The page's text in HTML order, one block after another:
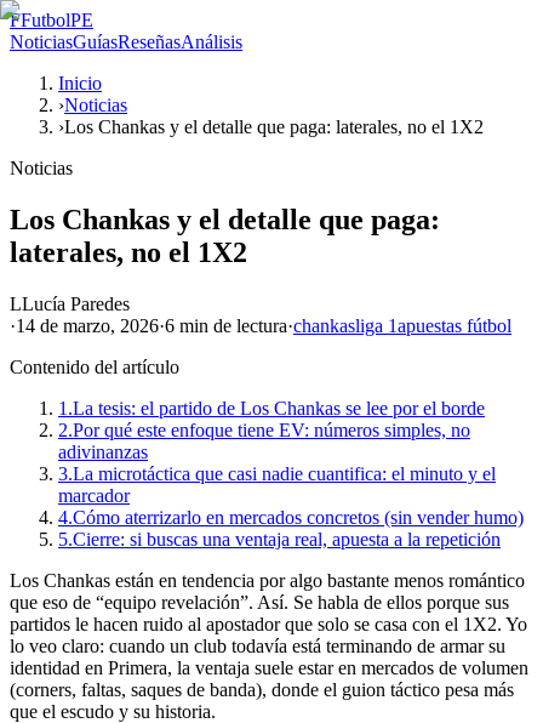
FFutbolPE
NoticiasGuíasReseñasAnálisis
Inicio
›Noticias
›Los Chankas y el detalle que paga: laterales, no el 1X2
Noticias
Los Chankas y el detalle que paga:
laterales, no el 1X2
LLucía Paredes
·14 de marzo, 2026·6 min de lectura·chankasliga 1apuestas fútbol
Contenido del artículo
1.La tesis: el partido de Los Chankas se lee por el borde
2.Por qué este enfoque tiene EV: números simples, no
adivinanzas
3.La microtáctica que casi nadie cuantifica: el minuto y el
marcador
4.Cómo aterrizarlo en mercados concretos (sin vender humo)
5.Cierre: si buscas una ventaja real, apuesta a la repetición
Los Chankas están en tendencia por algo bastante menos romántico
que eso de “equipo revelación”. Así. Se habla de ellos porque sus
partidos le hacen ruido al apostador que solo se casa con el 1X2. Yo
lo veo claro: cuando un club todavía está terminando de armar su
identidad en Primera, la ventaja suele estar en mercados de volumen
(corners, faltas, saques de banda), donde el guion táctico pesa más
que el escudo y su historia.